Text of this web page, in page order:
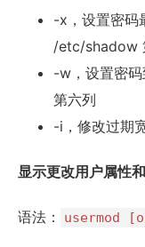
-x，设置密码
/etc/shadow
-w，设置密
第六列
-i，修改过期
显示更改用户属性
语法： usermod